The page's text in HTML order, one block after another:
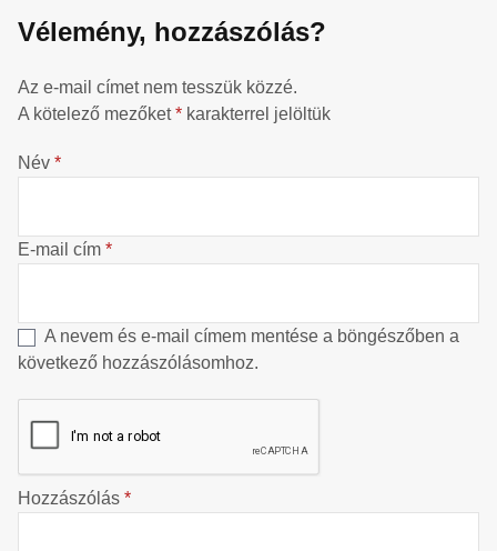
Vélemény, hozzászólás?
Az e-mail címet nem tesszük közzé.
A kötelező mezőket* karakterrel jelöltük
Név *
E-mail cím *
A nevem és e-mail címem mentése a böngészőben a
következő hozzászólásomhoz.
Hozzászólás *